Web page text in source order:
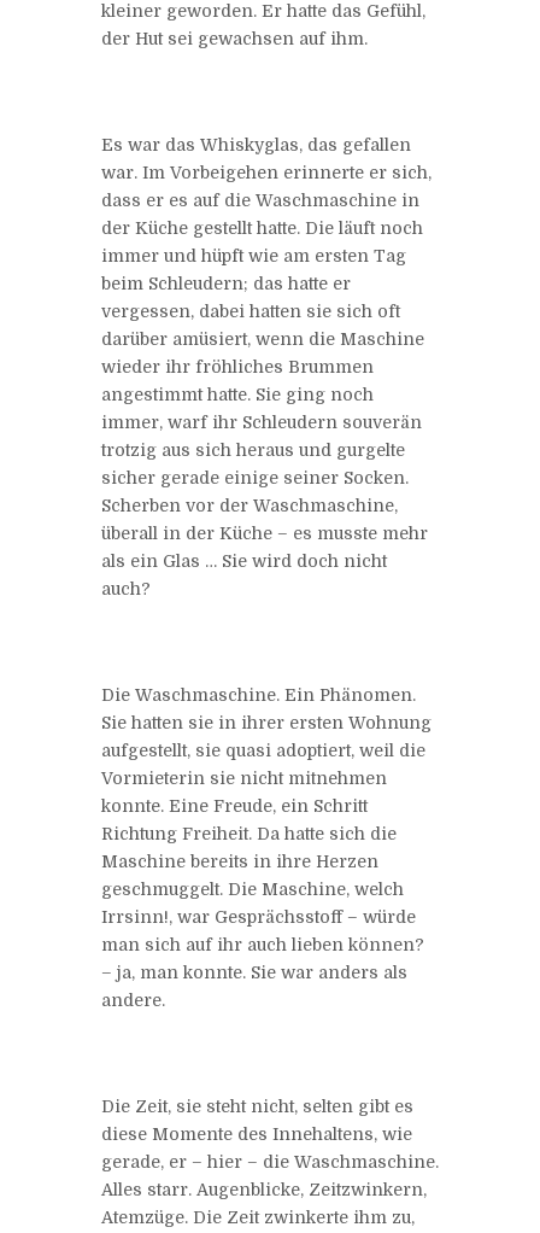
kleiner geworden. Er hatte das Gefühl,
der Hut sei gewachsen auf ihm.
Es war das Whiskyglas, das gefallen
war. Im Vorbeigehen erinnerte er sich,
dass er es auf die Waschmaschine in
der Küche gestellt hatte. Die läuft noch
immer und hüpft wie am ersten Tag
beim Schleudern; das hatte er
vergessen, dabei hatten sie sich oft
darüber amüsiert, wenn die Maschine
wieder ihr fröhliches Brummen
angestimmt hatte. Sie ging noch
immer, warf ihr Schleudern souverän
trotzig aus sich heraus und gurgelte
sicher gerade einige seiner Socken.
Scherben vor der Waschmaschine,
überall in der Küche – es musste mehr
als ein Glas … Sie wird doch nicht
auch?
Die Waschmaschine. Ein Phänomen.
Sie hatten sie in ihrer ersten Wohnung
aufgestellt, sie quasi adoptiert, weil die
Vormieterin sie nicht mitnehmen
konnte. Eine Freude, ein Schritt
Richtung Freiheit. Da hatte sich die
Maschine bereits in ihre Herzen
geschmuggelt. Die Maschine, welch
Irrsinn!, war Gesprächsstoff – würde
man sich auf ihr auch lieben können?
– ja, man konnte. Sie war anders als
andere.
Die Zeit, sie steht nicht, selten gibt es
diese Momente des Innehaltens, wie
gerade, er – hier – die Waschmaschine.
Alles starr. Augenblicke, Zeitzwinkern,
Atemzüge. Die Zeit zwinkerte ihm zu,